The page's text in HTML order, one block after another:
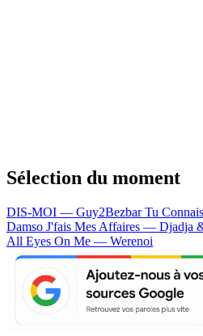
Sélection du moment
DIS-MOI — Guy2BezbarTu
Damso J'fais Mes Affaires — Djadja
All Eyes On Me — Werenoi